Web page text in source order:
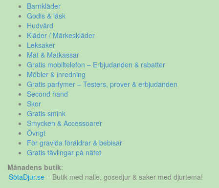
Barnkläder
Godis & läsk
Hudvård
Kläder / Märkeskläder
Leksaker
Mat & Matkassar
Gratis mobiltelefon – Erbjudanden & rabatter
Möbler & inredning
Gratis parfymer – Testers, prover & erbjudanden
Second hand
Skor
Gratis smink
Smycken & Accessoarer
Övrigt
För gravida föräldrar & bebisar
Gratis tävlingar på nätet
Månadens butik:
SötaDjur.se - Butik med nalle, gosedjur & saker med djurtema!